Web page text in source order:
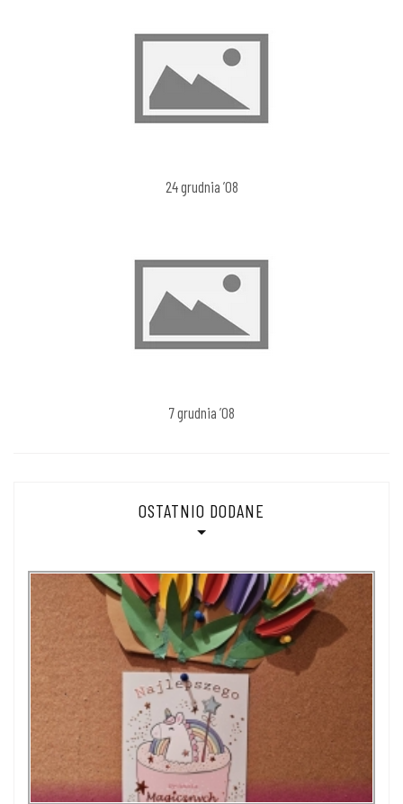
24 grudnia ’08
7 grudnia ’08
OSTATNIO DODANE